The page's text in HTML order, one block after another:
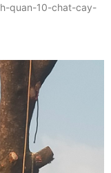
quan-10-chat-cay-